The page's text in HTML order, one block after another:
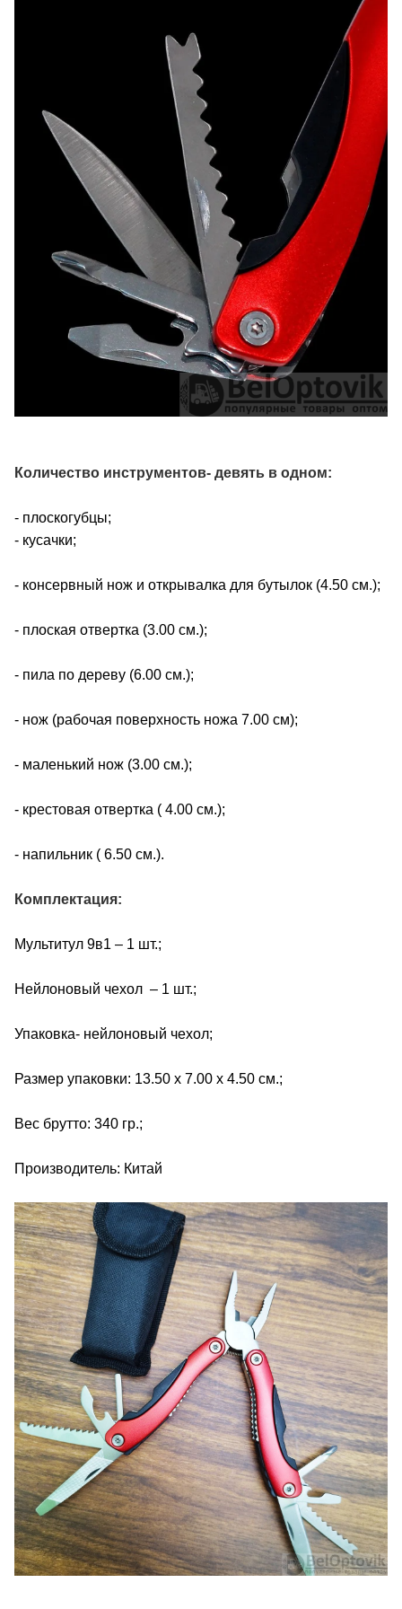
Количество инструментов- девять в одном:
- плоскогубцы;
- кусачки;
- консервный нож и открывалка для бутылок (4.50 см.);
- плоская отвертка (3.00 см.);
- пила по дереву (6.00 см.);
- нож (рабочая поверхность ножа 7.00 см);
- маленький нож (3.00 см.);
- крестовая отвертка ( 4.00 см.);
- напильник ( 6.50 см.).
Комплектация:
Мультитул 9в1 – 1 шт.;
Нейлоновый чехол – 1 шт.;
Упаковка- нейлоновый чехол;
Размер упаковки: 13.50 х 7.00 х 4.50 см.;
Вес брутто: 340 гр.;
Производитель: Китай